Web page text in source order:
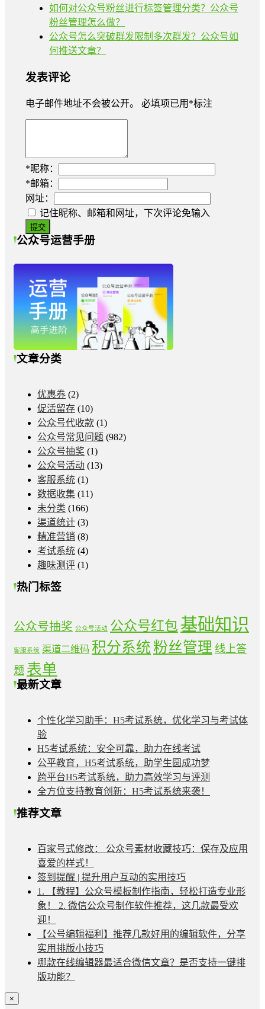
如何对公众号粉丝进行标签管理分类？公众号
粉丝管理怎么做？
公众号怎么突破群发限制多次群发？公众号如
何推送文章？
发表评论
电子邮件地址不会被公开。 必填项已用 *标注
*昵称：
*邮箱：
网址：
记住昵称、邮箱和网址，下次评论免输入
公众号运营手册
文章分类
优惠券 (2)
促活留存 (10)
公众号代收款 (1)
公众号常见问题 (982)
公众号抽奖 (1)
公众号活动 (13)
客服系统 (1)
数据收集 (11)
未分类 (166)
渠道统计 (3)
精准营销 (8)
考试系统 (4)
趣味测评 (1)
热门标签
公众号抽奖 公众号活动 公众号红包 基础知识
客服系统 渠道二维码 积分系统 粉丝管理 线上答
题 表单
最新文章
个性化学习助手：H5考试系统，优化学习与考试体
验
H5考试系统：安全可靠，助力在线考试
公平教育，H5考试系统，助学生圆成功梦
跨平台H5考试系统，助力高效学习与评测
全方位支持教育创新：H5考试系统来袭！
推荐文章
百家号式修改： 公众号素材收藏技巧：保存及应用
喜爱的样式！
签到提醒 | 提升用户互动的实用技巧
1. 【教程】公众号模板制作指南，轻松打造专业形
象！ 2. 微信公众号制作软件推荐，这几款最受欢
迎！
【公号编辑福利】推荐几款好用的编辑软件，分享
实用排版小技巧
哪款在线编辑器最适合微信文章？是否支持一键排
版功能？
×